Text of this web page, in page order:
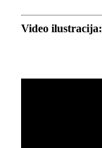
Video ilustracija: